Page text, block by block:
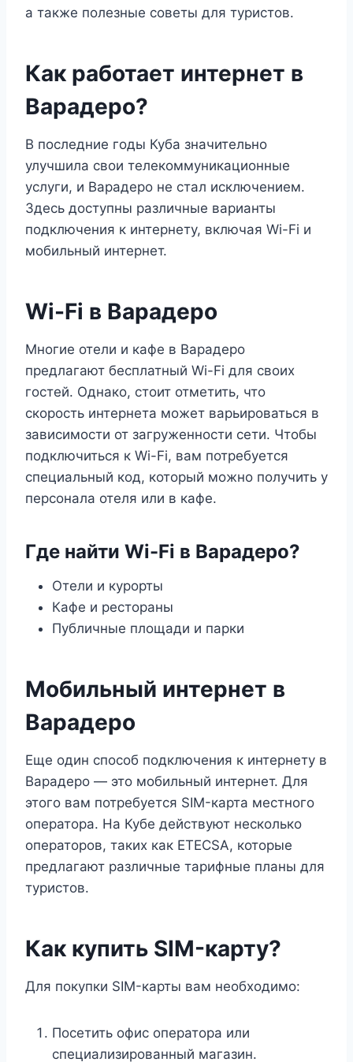
а также полезные советы для туристов.
Как работает интернет в
Варадеро?
В последние годы Куба значительно
улучшила свои телекоммуникационные
услуги, и Варадеро не стал исключением.
Здесь доступны различные варианты
подключения к интернету, включая Wi-Fi и
мобильный интернет.
Wi-Fi в Варадеро
Многие отели и кафе в Варадеро
предлагают бесплатный Wi-Fi для своих
гостей. Однако, стоит отметить, что
скорость интернета может варьироваться в
зависимости от загруженности сети. Чтобы
подключиться к Wi-Fi, вам потребуется
специальный код, который можно получить у
персонала отеля или в кафе.
Где найти Wi-Fi в Варадеро?
Отели и курорты
Кафе и рестораны
Публичные площади и парки
Мобильный интернет в
Варадеро
Еще один способ подключения к интернету в
Варадеро — это мобильный интернет. Для
этого вам потребуется SIM-карта местного
оператора. На Кубе действуют несколько
операторов, таких как ETECSA, которые
предлагают различные тарифные планы для
туристов.
Как купить SIM-карту?
Для покупки SIM-карты вам необходимо:
Посетить офис оператора или
специализированный магазин.